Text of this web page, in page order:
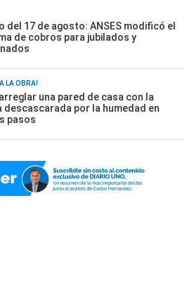
del 17 de agosto: ANSES modificó el
de cobros para jubilados y
LA OBRA!
una pared de casa con la
descascarada por la humedad en
pasos